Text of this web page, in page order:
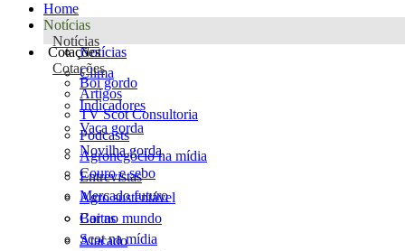
Home
Notícias
Notícias
Notícias
Clima
Artigos
TV Scot Consultoria
Podcasts
Agronegócio na mídia
Entrevistas
Agro sustentável
Cartas
Scot na mídia
Cotações
Cotações
Boi gordo
Indicadores
Vaca gorda
Novilha gorda
Couro e sebo
Mercado futuro
Boi no mundo
Atacado